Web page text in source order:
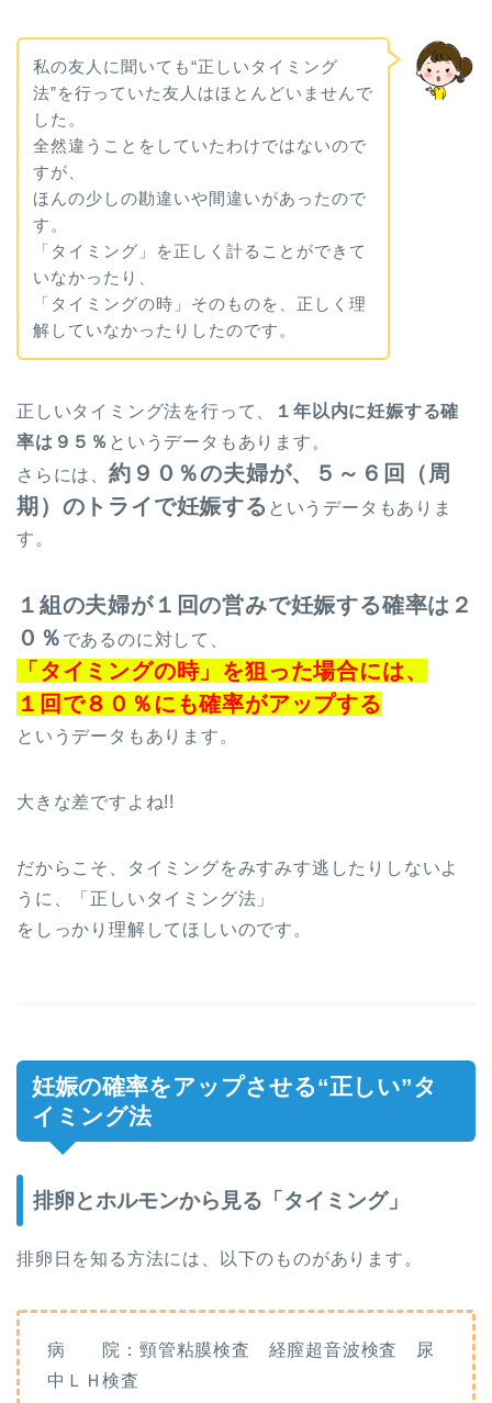
私の友人に聞いても“正しいタイミング
法”を行っていた友人はほとんどいませんで
した。
全然違うことをしていたわけではないので
すが、
ほんの少しの勘違いや間違いがあったので
す。
「タイミング」を正しく計ることができて
いなかったり、
「タイミングの時」そのものを、正しく理
解していなかったりしたのです。
正しいタイミング法を行って、
１年以内に妊娠する確
率は９５％ というデータもあります。
さらには、 約９０％の夫婦が、５～６回（周
期）のトライで妊娠する というデータもありま
す。
１組の夫婦が１回の営みで妊娠する確率は２
０％ であるのに対して、
「タイミングの時」を狙った場合には、
１回で８０％にも確率がアップする
というデータもあります。
大きな差ですよね!!
だからこそ、タイミングをみすみす逃したりしないよ
うに、「正しいタイミング法」
をしっかり理解してほしいのです。
妊娠の確率をアップさせる“正しい”タ
イミング法
排卵とホルモンから見る「タイミング」
排卵日を知る方法には、以下のものがあります。
病 院：頸管粘膜検査 経膣超音波検査 尿
中ＬＨ検査